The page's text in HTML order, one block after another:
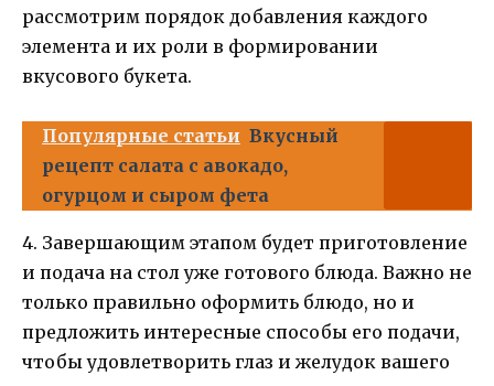
рассмотрим порядок добавления каждого
элемента и их роли в формировании
вкусового букета.
Популярные статьи Вкусный
рецепт салата с авокадо,
огурцом и сыром фета
4. Завершающим этапом будет приготовление
и подача на стол уже готового блюда. Важно не
только правильно оформить блюдо, но и
предложить интересные способы его подачи,
чтобы удовлетворить глаз и желудок вашего